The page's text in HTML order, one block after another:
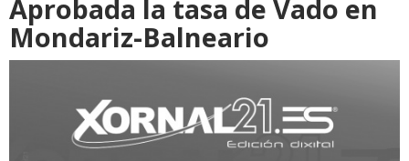
Aprobada la tasa de Vado en
Mondariz-Balneario